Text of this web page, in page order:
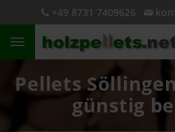
+49 8731 7409626
Pellets
günstig